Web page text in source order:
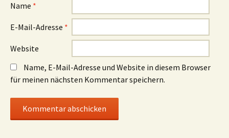
Name *
E-Mail-Adresse *
Website
Name, E-Mail-Adresse und Website in diesem Browser
für meinen nächsten Kommentar speichern.